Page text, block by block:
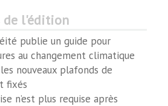
de l'édition
publie un guide pour
au changement climatique
nouveaux plafonds de
fixés
n’est plus requise après